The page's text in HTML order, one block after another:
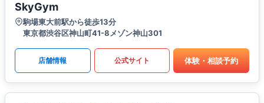
SkyGym
駒場東大前駅から徒歩13分
東京都渋谷区神山町41-8メゾン神山301
店舗情報 公式サイト 体験・相談予約